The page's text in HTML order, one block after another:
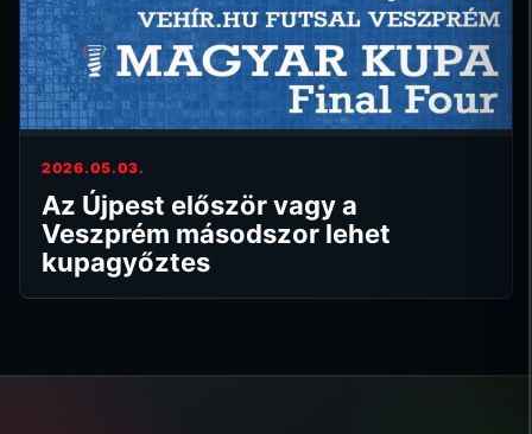
2026.05.03.
Az Újpest először vagy a
Veszprém másodszor lehet
kupagyőztes